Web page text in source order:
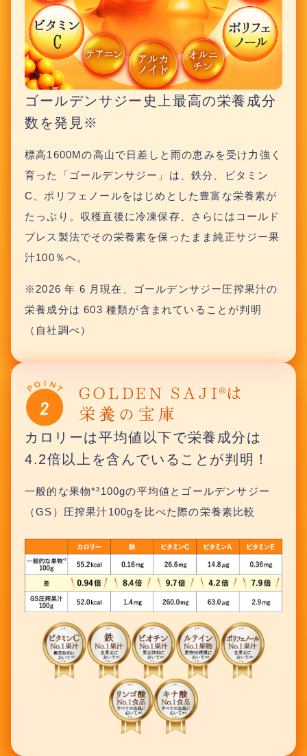
ゴールデンサジー史上最高の栄養成分
数を発見※
標高1600Mの高山で日差しと雨の恵みを受け力強く
育った「ゴールデンサジー」は、鉄分、ビタミン
C、ポリフェノールをはじめとした豊富な栄養素が
たっぷり。収穫直後に冷凍保存、さらにはコールド
プレス製法でその栄養素を保ったまま純正サジー果
汁100％へ。
※2026 年 6 月現在、ゴールデンサジー圧搾果汁の
栄養成分は 603 種類が含まれていることが判明
（自社調べ）
カロリーは平均値以下で栄養成分は
4.2倍以上を含んでいることが判明！
一般的な果物*³100gの平均値とゴールデンサジー
（GS）圧搾果汁100gを比べた際の栄養素比較